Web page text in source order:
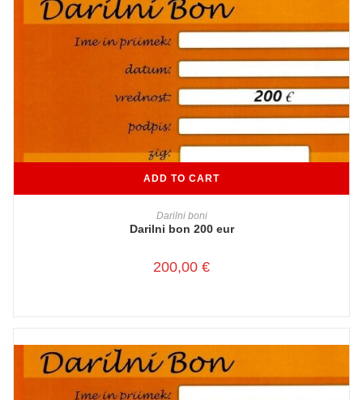
ADD TO CART
Darilni boni
Darilni bon 200 eur
200,00 €